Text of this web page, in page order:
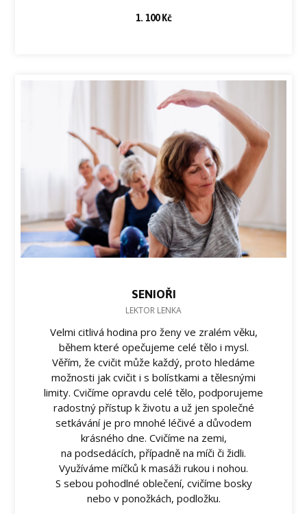
1. 100 Kč
SENIOŘI
LEKTOR LENKA
Velmi citlivá hodina pro ženy ve zralém věku,
během které opečujeme celé tělo i mysl.
Věřím, že cvičit může každý, proto hledáme
možnosti jak cvičit i s bolístkami a tělesnými
limity. Cvičíme opravdu celé tělo, podporujeme
radostný přístup k životu a už jen společné
setkávání je pro mnohé léčivé a důvodem
krásného dne. Cvičíme na zemi,
na podsedácích, případně na míči či židli.
Využíváme míčků k masáži rukou i nohou.
S sebou pohodlné oblečení, cvičíme bosky
nebo v ponožkách, podložku.